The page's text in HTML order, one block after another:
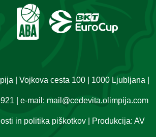
| Vojkova cesta 100 | 1000 Ljubljana |
| e-mail: mail@cedevita.olimpija.com
in politika piškotkov| Produkcija: AV